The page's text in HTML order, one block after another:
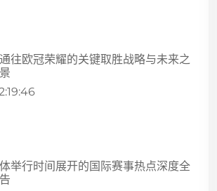
往欧冠荣耀的关键取胜战略与未来之
举行时间展开的国际赛事热点深度全